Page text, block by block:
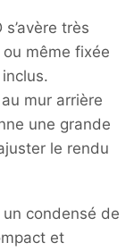
très
même fixée
mur arrière
une grande
le rendu
un condensé de
et